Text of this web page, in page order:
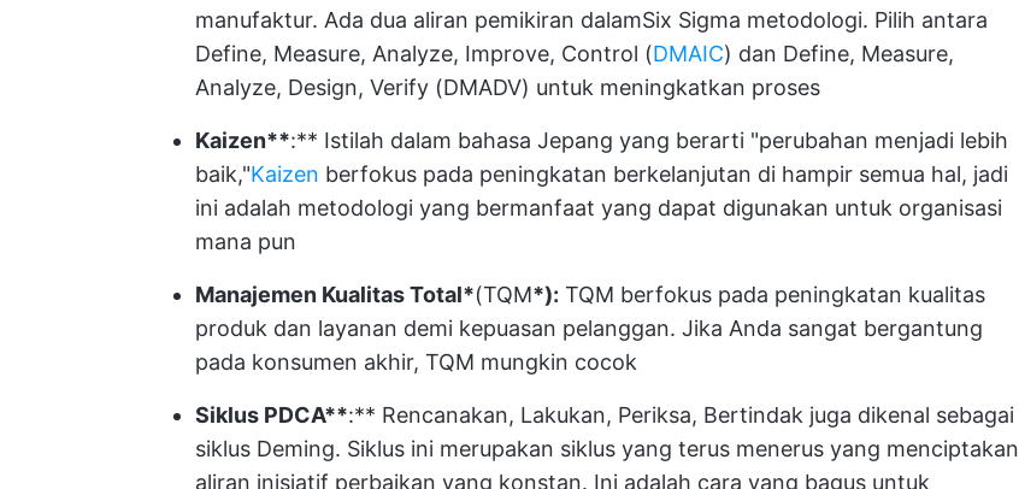
manufaktur. Ada dua aliran pemikiran dalamSix Sigma metodologi. Pilih antara
Define, Measure, Analyze, Improve, Control (DMAIC) dan Define, Measure,
Analyze, Design, Verify (DMADV) untuk meningkatkan proses
Kaizen**:** Istilah dalam bahasa Jepang yang berarti "perubahan menjadi lebih
baik,"Kaizen berfokus pada peningkatan berkelanjutan di hampir semua hal, jadi
ini adalah metodologi yang bermanfaat yang dapat digunakan untuk organisasi
mana pun
Manajemen Kualitas Total*(TQM*): TQM berfokus pada peningkatan kualitas
produk dan layanan demi kepuasan pelanggan. Jika Anda sangat bergantung
pada konsumen akhir, TQM mungkin cocok
Siklus PDCA**:** Rencanakan, Lakukan, Periksa, Bertindak juga dikenal sebagai
siklus Deming. Siklus ini merupakan siklus yang terus menerus yang menciptakan
aliran inisiatif perbaikan yang konstan. Ini adalah cara yang bagus untuk